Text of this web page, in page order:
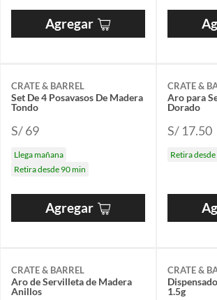
Agregar
CRATE & BARREL
Set De 4 Posavasos De Madera
Tondo
S/ 69
Llega mañana
Retira desde 90 min
Agregar
CRATE &
Aro para
Dorado
S/ 17.50
Retira
CRATE & BARREL
Aro de Servilleta de Madera
Anillos
CRATE &
1.5g